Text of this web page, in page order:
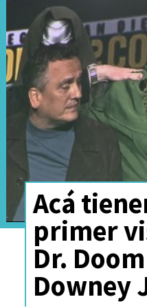
sucederá con
Kanga raíz de
actor
cámara.
Acá
primer
Dr.
Downey